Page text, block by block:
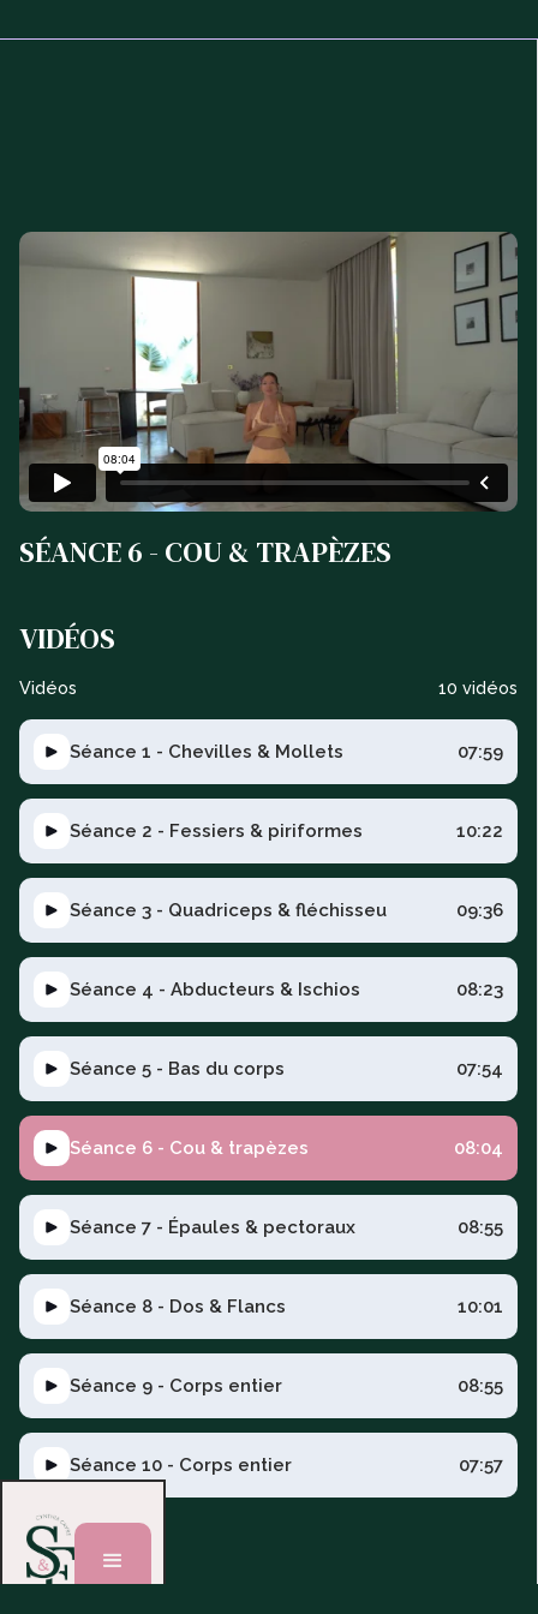
SÉANCE 6 - COU & TRAPÈZES
VIDÉOS
Vidéos 10 vidéos
Séance 1 - Chevilles & Mollets 07:59
Séance 2 - Fessiers & piriformes 10:22
Séance 3 - Quadriceps & fléchisseu 09:36
Séance 4 - Abducteurs & Ischios 08:23
Séance 5 - Bas du corps 07:54
Séance 6 - Cou & trapèzes 08:04
Séance 7 - Épaules & pectoraux 08:55
Séance 8 - Dos & Flancs 10:01
Séance 9 - Corps entier 08:55
Séance 10 - Corps entier 07:57